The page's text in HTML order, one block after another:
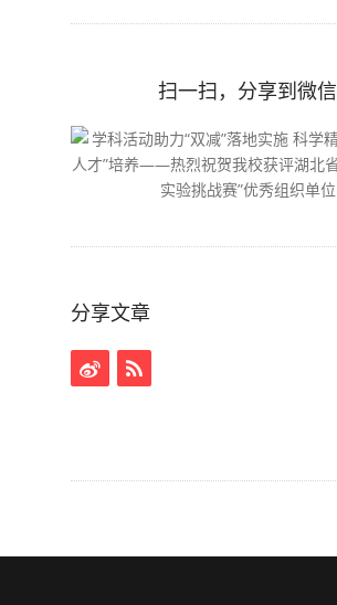
扫一扫，分享到微信
分享文章